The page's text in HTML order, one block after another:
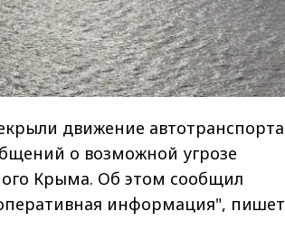
движение автотранспорта
о возможной угрозе
Крыма. Об этом сообщил
информация", пишет